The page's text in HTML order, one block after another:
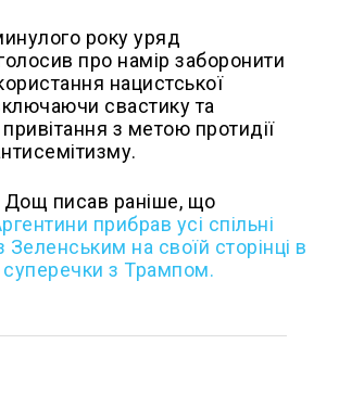
року уряд
про намір заборонити
нацистської
свастику та
привітання з метою протидії
Дощ писав раніше, що
прибрав усі спільні
Зеленським на своїй сторінці в
суперечки з Трампом.